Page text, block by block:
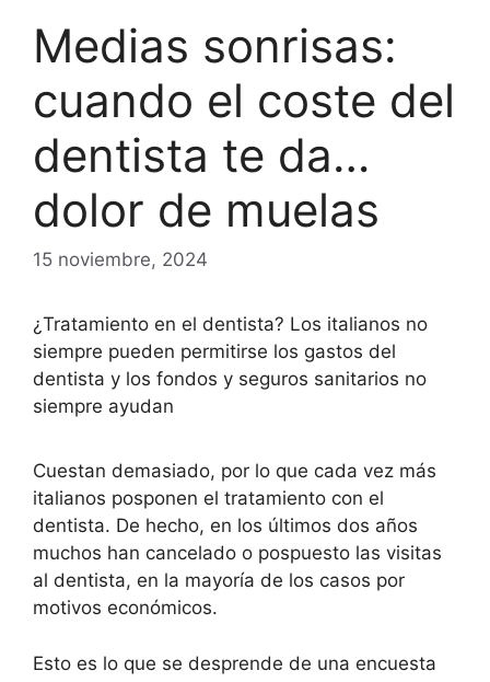
Medias sonrisas:
cuando el coste del
dentista te da…
dolor de muelas
15 noviembre, 2024
¿Tratamiento en el dentista? Los italianos no
siempre pueden permitirse los gastos del
dentista y los fondos y seguros sanitarios no
siempre ayudan
Cuestan demasiado, por lo que cada vez más
italianos posponen el tratamiento con el
dentista. De hecho, en los últimos dos años
muchos han cancelado o pospuesto las visitas
al dentista, en la mayoría de los casos por
motivos económicos.
Esto es lo que se desprende de una encuesta